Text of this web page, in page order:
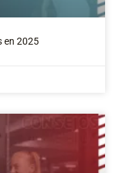
en 2025